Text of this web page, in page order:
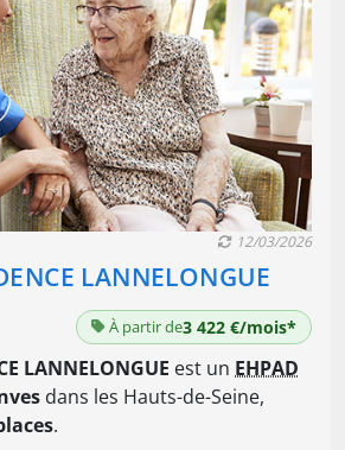
LANNELONGUE
12/03/2026
À partir de3 422 €/mois*
LANNELONGUE est un EHPAD
dans les Hauts-de-Seine,
.